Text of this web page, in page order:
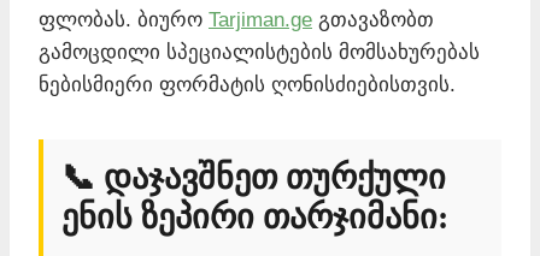
ფლობას. ბიურო Tarjiman.ge გთავაზობთ
გამოცდილი სპეციალისტების მომსახურებას
ნებისმიერი ფორმატის ღონისძიებისთვის.
📞 დაჯავშნეთ თურქული
ენის ზეპირი თარჯიმანი: